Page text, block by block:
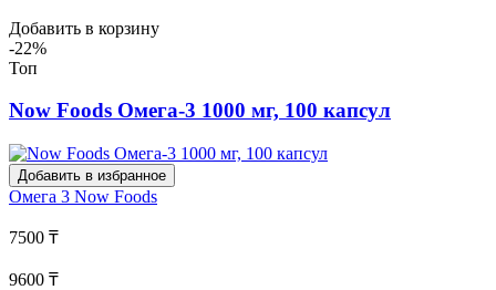
Добавить в корзину
-22%
Топ
Now Foods Омега-3 1000 мг, 100 капсул
Добавить в избранное
Омега 3 Now Foods
7500 ₸
9600 ₸